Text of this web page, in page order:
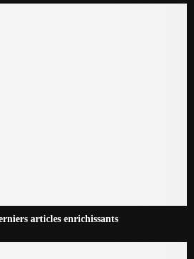
articles enrichissants